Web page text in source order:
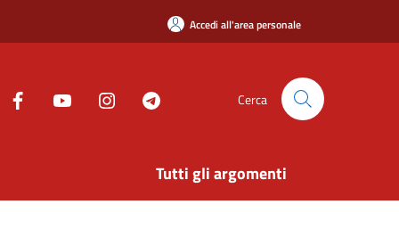
Accedi all'area personale
Cerca
Tutti gli argomenti